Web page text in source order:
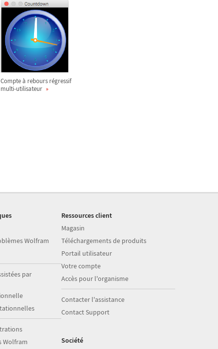
Compte à rebours régressif
multi-utilisateur
Wolfram
par
Wolfram
Ressources client
Magasin
Téléchargements de produits
Portail utilisateur
Votre compte
Accès pour l'organisme
Contacter l'assistance
Contact Support
Société